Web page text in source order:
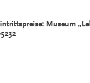
Museum